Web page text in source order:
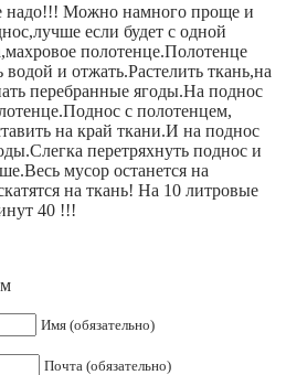
надо!!! Можно намного проще и
если будет с одной
полотенце.Полотенце
и отжать.Растелить ткань,на
перебранные ягоды.На поднос
с полотенцем,
на край ткани.И на поднос
перетряхнуть поднос и
мусор останется на
на ткань! На 10 литровые
40 !!!
Имя (обязательно)
Почта (обязательно)